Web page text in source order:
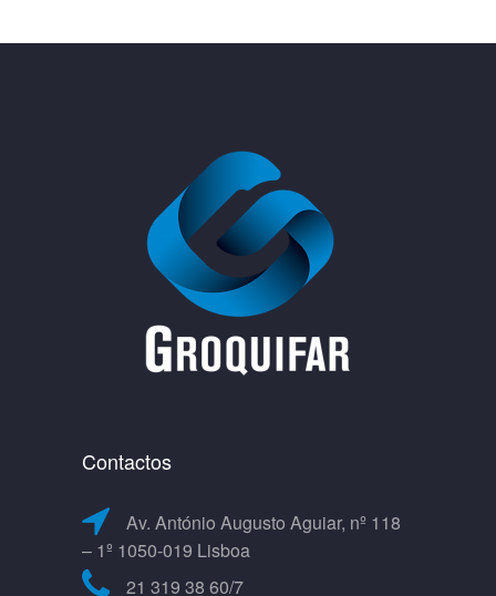
Contactos
Av. António Augusto Aguiar, nº 118
– 1º 1050-019 Lisboa
21 319 38 60/7